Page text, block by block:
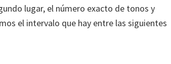
lugar, el número exacto de tonos y
el intervalo que hay entre las siguientes